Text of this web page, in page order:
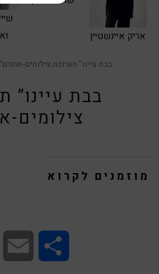
אריק איינשטיין
“בבת עיינו” תערוכת צילומים-אמנים
צילומים-
מוזמנים לקרוא
WhatsApp Email